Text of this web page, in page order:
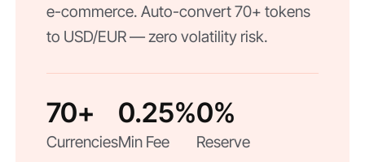
e-commerce. Auto-convert 70+ tokens
to USD/EUR — zero volatility risk.
70+
Currencies
0.25%
Min Fee
0%
Reserve